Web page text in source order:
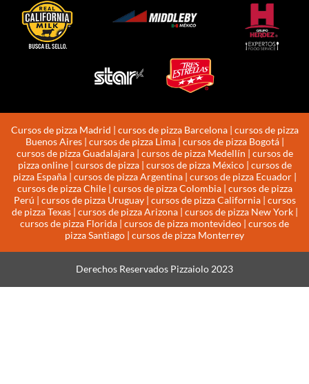
Cursos de pizza Madrid | cursos de pizza Barcelona | cursos de pizza
Buenos Aires | cursos de pizza Lima | cursos de pizza Bogotá |
cursos de pizza Guadalajara | cursos de pizza Medellín | cursos de
pizza online | cursos de pizza | cursos de pizza México | cursos de
pizza España | cursos de pizza Argentina | cursos de pizza Ecuador |
cursos de pizza Chile | cursos de pizza Colombia | cursos de pizza
Perú | cursos de pizza Uruguay | cursos de pizza California | cursos
de pizza Texas | cursos de pizza Arizona | cursos de pizza New York |
cursos de pizza Florida | cursos de pizza montevideo | cursos de
pizza Santiago | cursos de pizza Monterrey
Derechos Reservados Pizzaiolo 2023